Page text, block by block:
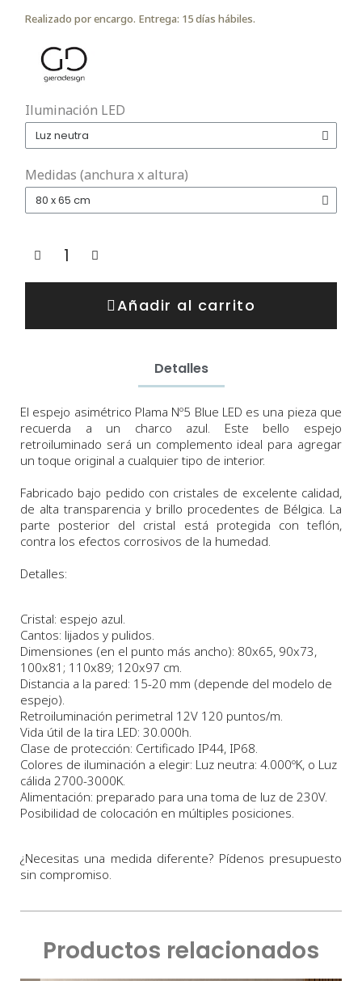
Realizado por encargo. Entrega: 15 días hábiles.
Iluminación LED
Medidas (anchura x altura)
Añadir al carrito
Detalles
El espejo asimétrico Plama Nº5 Blue LED es una pieza que
recuerda a un charco azul. Este bello espejo
retroiluminado será un complemento ideal para agregar
un toque original a cualquier tipo de interior.
Fabricado bajo pedido con cristales de excelente calidad,
de alta transparencia y brillo procedentes de Bélgica. La
parte posterior del cristal está protegida con teflón,
contra los efectos corrosivos de la humedad.
Detalles:
Cristal: espejo azul.
Cantos: lijados y pulidos.
Dimensiones (en el punto más ancho): 80x65, 90x73,
100x81; 110x89; 120x97 cm.
Distancia a la pared: 15-20 mm (depende del modelo de
espejo).
Retroiluminación perimetral 12V 120 puntos/m.
Vida útil de la tira LED: 30.000h.
Clase de protección: Certificado IP44, IP68.
Colores de iluminación a elegir: Luz neutra: 4.000ºK, o Luz
cálida 2700-3000K.
Alimentación: preparado para una toma de luz de 230V.
Posibilidad de colocación en múltiples posiciones.
¿Necesitas una medida diferente? Pídenos presupuesto
sin compromiso.
Productos relacionados